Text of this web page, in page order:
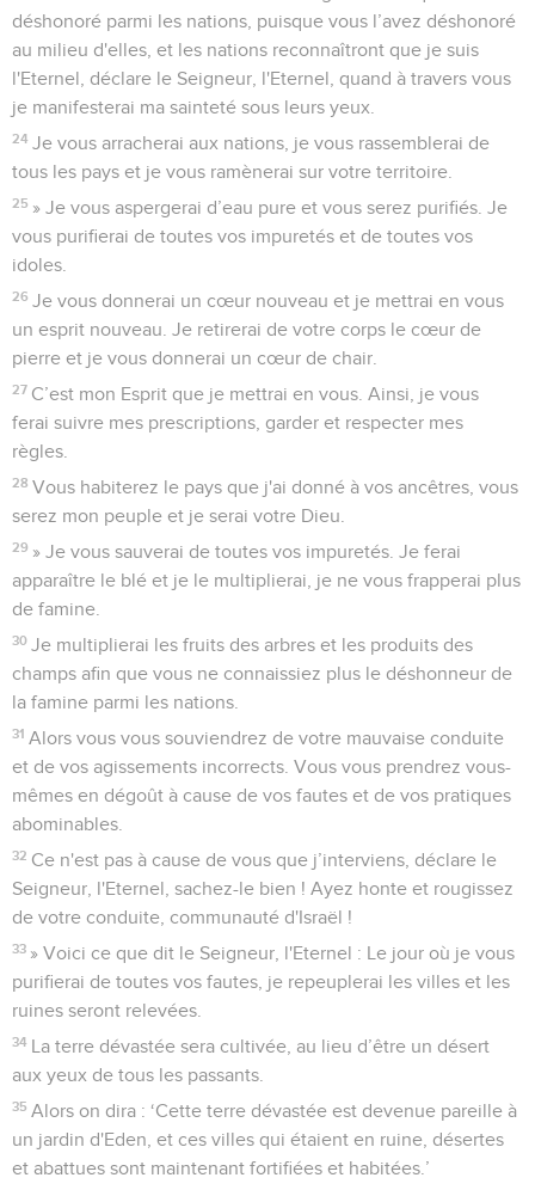
déshonoré parmi les nations, puisque vous l’avez déshonoré
au milieu d'elles, et les nations reconnaîtront que je suis
l'Eternel, déclare le Seigneur, l'Eternel, quand à travers vous
je manifesterai ma sainteté sous leurs yeux.
24 Je vous arracherai aux nations, je vous rassemblerai de
tous les pays et je vous ramènerai sur votre territoire.
25 » Je vous aspergerai d’eau pure et vous serez purifiés. Je
vous purifierai de toutes vos impuretés et de toutes vos
idoles.
26 Je vous donnerai un cœur nouveau et je mettrai en vous
un esprit nouveau. Je retirerai de votre corps le cœur de
pierre et je vous donnerai un cœur de chair.
27 C’est mon Esprit que je mettrai en vous. Ainsi, je vous
ferai suivre mes prescriptions, garder et respecter mes
règles.
28 Vous habiterez le pays que j'ai donné à vos ancêtres, vous
serez mon peuple et je serai votre Dieu.
29 » Je vous sauverai de toutes vos impuretés. Je ferai
apparaître le blé et je le multiplierai, je ne vous frapperai plus
de famine.
30 Je multiplierai les fruits des arbres et les produits des
champs afin que vous ne connaissiez plus le déshonneur de
la famine parmi les nations.
31 Alors vous vous souviendrez de votre mauvaise conduite
et de vos agissements incorrects. Vous vous prendrez vous-
mêmes en dégoût à cause de vos fautes et de vos pratiques
abominables.
32 Ce n'est pas à cause de vous que j’interviens, déclare le
Seigneur, l'Eternel, sachez-le bien ! Ayez honte et rougissez
de votre conduite, communauté d'Israël !
33 » Voici ce que dit le Seigneur, l'Eternel : Le jour où je vous
purifierai de toutes vos fautes, je repeuplerai les villes et les
ruines seront relevées.
34 La terre dévastée sera cultivée, au lieu d’être un désert
aux yeux de tous les passants.
35 Alors on dira : ‘Cette terre dévastée est devenue pareille à
un jardin d'Eden, et ces villes qui étaient en ruine, désertes
et abattues sont maintenant fortifiées et habitées.’